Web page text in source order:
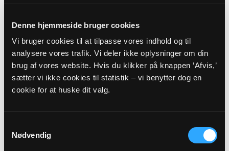
Denne hjemmeside bruger cookies
Vi bruger cookies til at tilpasse vores indhold og til
analysere vores trafik. Vi deler ikke oplysninger om din
brug af vores website. Hvis du klikker på knappen ’Afvis,’
sætter vi ikke cookies til statistik – vi benytter dog en
cookie for at huske dit valg.
Nødvendig
Adresse
Himmelev Kirke, Østre Kirkevej 2,Himmelev,4000
Roskilde
Beskrivelse
noget for dig? Vi har samlet et kor af mænd og kvinder,
som elsker at synge. Her gør det ikke noget, at du hoster